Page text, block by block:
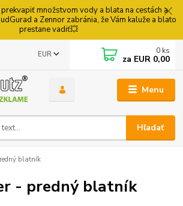
množstvom vody a blata na cestách a
a Zennor zabránia, že Vám kaluže a blato
prestane vadiť💥
Menu
EUR
Hľadať
0 ks
za EUR 0,00
blatník
- predný blatník